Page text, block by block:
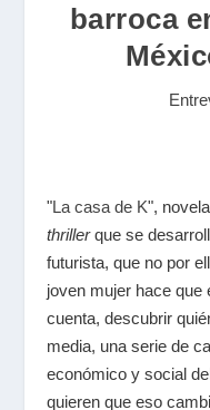
barroca
"La casa de K",
thrillerque se
futurista, que no por
joven mujer hace que
cuenta, descubrir
media, una serie de
económico y social
quieren que eso